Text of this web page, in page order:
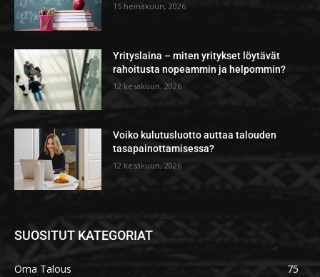
15 heinäkuun, 2026
Yrityslaina – miten yritykset löytävät
rahoitusta nopeammin ja helpommin?
12 kesäkuun, 2026
Voiko kulutusluotto auttaa talouden
tasapainottamisessa?
12 kesäkuun, 2026
SUOSITUT KATEGORIAT
Oma Talous
75